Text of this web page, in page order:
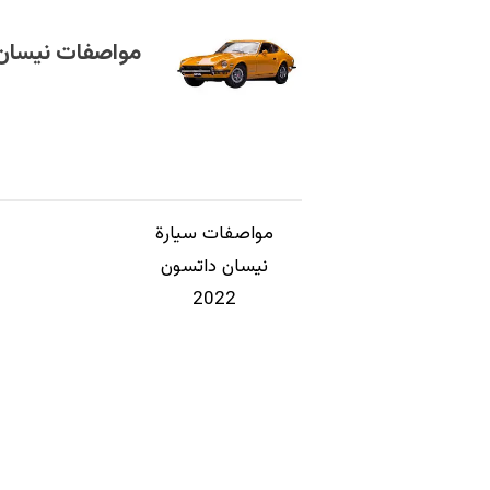
مواصفات
مواصفات سيارة
نيسان داتسون
2022